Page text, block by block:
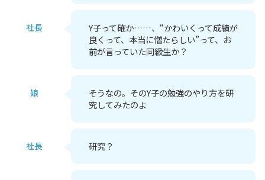
社長
Y子って確か……、“かわいくって成績が
良くって、本当に憎たらしい”って、お
前が言っていた同級生か？
娘
そうなの。そのY子の勉強のやり方を研
究してみたのよ
社長 研究？